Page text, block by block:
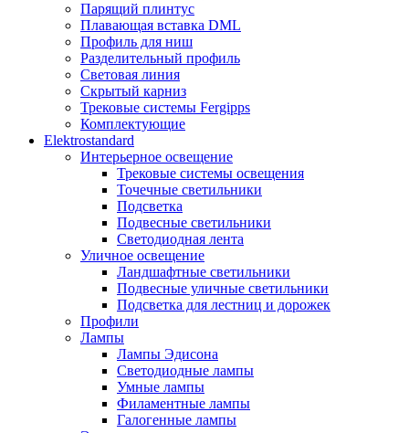
Парящий плинтус
Плавающая вставка DML
Профиль для ниш
Разделительный профиль
Световая линия
Скрытый карниз
Трековые системы Fergipps
Комплектующие
Elektrostandard
Интерьерное освещение
Трековые системы освещения
Точечные светильники
Подсветка
Подвесные светильники
Светодиодная лента
Уличное освещение
Ландшафтные светильники
Подвесные уличные светильники
Подсветка для лестниц и дорожек
Профили
Лампы
Лампы Эдисона
Светодиодные лампы
Умные лампы
Филаментные лампы
Галогенные лампы